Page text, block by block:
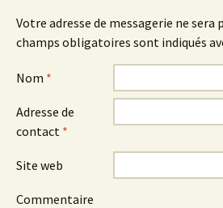
Votre adresse de messagerie ne sera
champs obligatoires sont indiqués
Nom *
Adresse de
contact *
Site web
Commentaire